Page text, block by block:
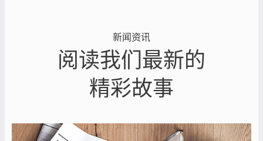
新闻资讯
阅读我们最新的
精彩故事